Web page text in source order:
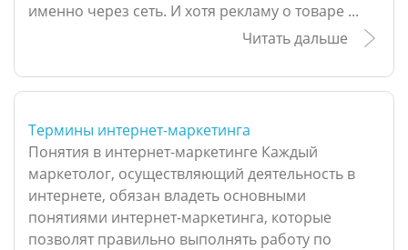
именно через сеть. И хотя рекламу о товаре ...
Читать дальше
Термины интернет-маркетинга
Понятия в интернет-маркетинге Каждый
маркетолог, осуществляющий деятельность в
интернете, обязан владеть основными
понятиями интернет-маркетинга, которые
позволят правильно выполнять работу по